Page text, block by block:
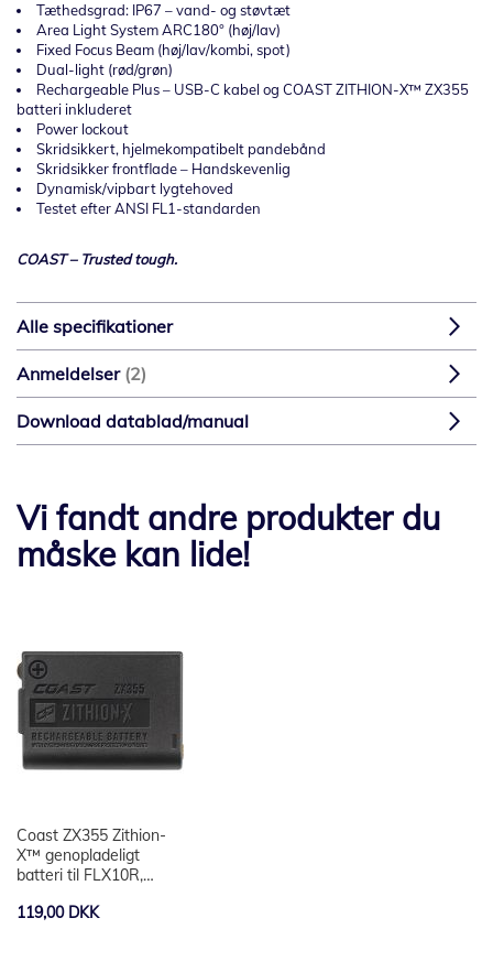
Tæthedsgrad: IP67 – vand- og støvtæt
Area Light System ARC180° (høj/lav)
Fixed Focus Beam (høj/lav/kombi, spot)
Dual-light (rød/grøn)
Rechargeable Plus – USB-C kabel og COAST ZITHION-X™ ZX355
batteri inkluderet
Power lockout
Skridsikkert, hjelmekompatibelt pandebånd
Skridsikker frontflade – Handskevenlig
Dynamisk/vipbart lygtehoved
Testet efter ANSI FL1-standarden
COAST – Trusted tough.
Alle specifikationer
Anmeldelser 2
Download datablad/manual
Vi fandt andre produkter du
måske kan lide!
Coast ZX355 Zithion-
X™ genopladeligt
batteri til FLX10R,
119,00 DKK